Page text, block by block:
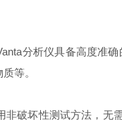
分析仪具备高度准确
等。
坏性测试方法，无需